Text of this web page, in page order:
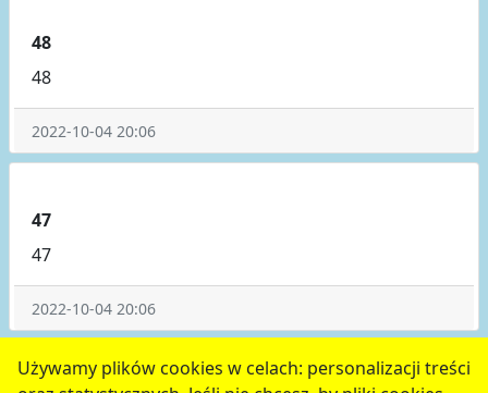
Używamy plików cookies w celach: personalizacji treści
48
48
2022-10-04 20:06
47
47
2022-10-04 20:06
poprzednie 1 2 3 4 5 następne